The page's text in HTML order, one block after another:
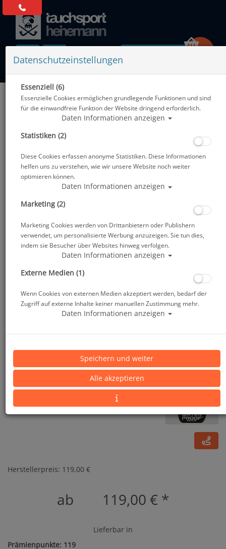
Alle Artikel zeigen aus: UV-Schutz
Waterproof WPSkin - Rashguard Overall - Herren
Artikelnr.: wat-31012master
Herstellerpreis: 119,00 €
ab 119,00 € *
Lieferbar in
Prämienpunkte: 119
Datenschutzeinstellungen
Essenziell (6)
Essenzielle Cookies ermöglichen grundlegende Funktionen und sind
für die einwandfreie Funktion der Website dringend erforderlich.
Daten Informationen anzeigen
Statistiken (2)
Diese Cookies erfassen anonyme Statistiken. Diese Informationen
helfen uns zu verstehen, wie wir unsere Website noch weiter
optimieren können.
Daten Informationen anzeigen
Marketing (2)
Marketing Cookies werden von Drittanbietern oder Publishern
verwendet, um personalisierte Werbung anzuzeigen. Sie tun dies,
indem sie Besucher über Websites hinweg verfolgen.
Daten Informationen anzeigen
Externe Medien (1)
Wenn Cookies von externen Medien akzeptiert werden, bedarf der
Zugriff auf externe Inhalte keiner manuellen Zustimmung mehr.
Daten Informationen anzeigen
Speichern und weiter
Alle akzeptieren